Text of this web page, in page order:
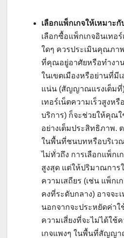
เลือกแพ็กเกจให้เหมาะ
เลือกซื้อแพ็กเกจอินเทอ
ใดๆ ควรประเมินคุณภ
ที่คุณอยู่อาศัยหรือทำงา
ในเขตเมืองหรือย่านที่
แน่น (สัญญาณแรงเต็มที่
เทอร์เน็ตความเร็วสูงห
บริการ) ก็จะช่วยให้คุณใ
อย่างเต็มประสิทธิภาพ.
ในพื้นที่ชนบทหรือบริเว
ไม่ทั่วถึง การเลือกแพ็กเ
สูงสุด แต่ให้ปริมาณการ
ความเสถียร (เช่น แพ็กเ
คงที่ระดับกลาง) อาจจะ
นอกจากจะประหยัดค่าใ
ความเสี่ยงที่จะไม่ได้ใช้
เกจแพงๆ ในพื้นที่สัญญ